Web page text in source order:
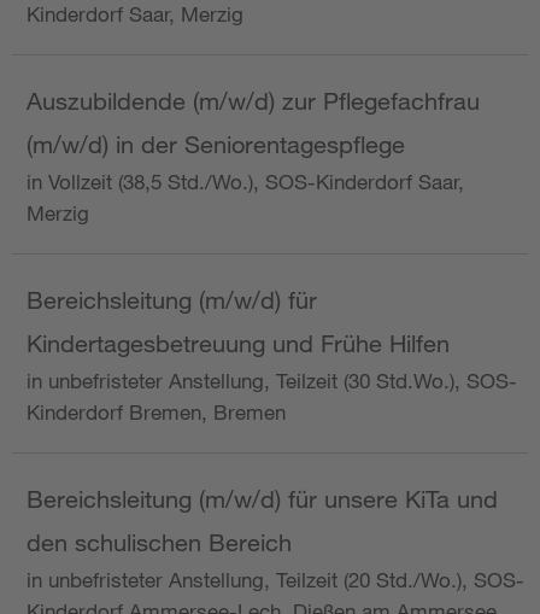
Kinderdorf Saar, Merzig
Auszubildende (m/w/d) zur Pflegefachfrau
(m/w/d) in der Seniorentagespflege
in Vollzeit (38,5 Std./Wo.), SOS-Kinderdorf Saar,
Merzig
Bereichsleitung (m/w/d) für
Kindertagesbetreuung und Frühe Hilfen
in unbefristeter Anstellung, Teilzeit (30 Std.Wo.), SOS-
Kinderdorf Bremen, Bremen
Bereichsleitung (m/w/d) für unsere KiTa und
den schulischen Bereich
in unbefristeter Anstellung, Teilzeit (20 Std./Wo.), SOS-